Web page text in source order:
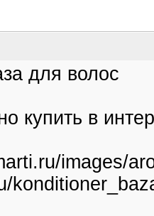
для волос
купить в
images/